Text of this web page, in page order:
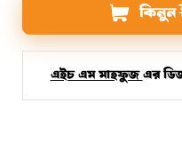
কিনুন
এইচ এম মাহফুজএর